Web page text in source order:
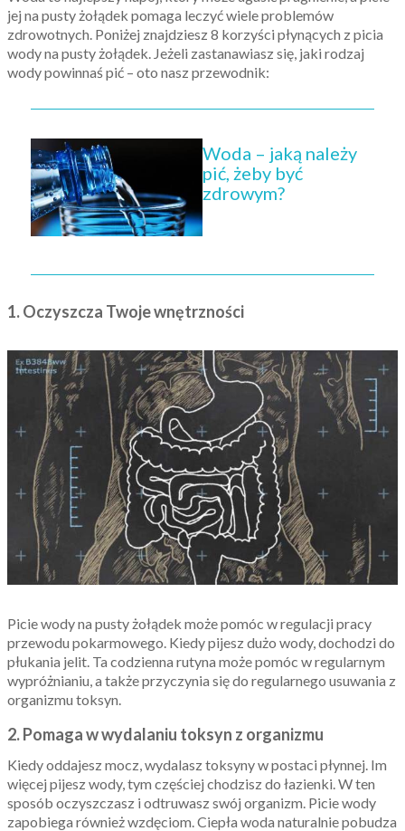
jej na pusty żołądek pomaga leczyć wiele problemów
zdrowotnych. Poniżej znajdziesz 8 korzyści płynących z picia
wody na pusty żołądek. Jeżeli zastanawiasz się, jaki rodzaj
wody powinnaś pić – oto nasz przewodnik:
Woda – jaką należy
pić, żeby być
zdrowym?
1. Oczyszcza Twoje wnętrzności
Picie wody na pusty żołądek może pomóc w regulacji pracy
przewodu pokarmowego. Kiedy pijesz dużo wody, dochodzi do
płukania jelit. Ta codzienna rutyna może pomóc w regularnym
wypróżnianiu, a także przyczynia się do regularnego usuwania z
organizmu toksyn.
2. Pomaga w wydalaniu toksyn z organizmu
Kiedy oddajesz mocz, wydalasz toksyny w postaci płynnej. Im
więcej pijesz wody, tym częściej chodzisz do łazienki. W ten
sposób oczyszczasz i odtruwasz swój organizm. Picie wody
zapobiega również wzdęciom. Ciepła woda naturalnie pobudza